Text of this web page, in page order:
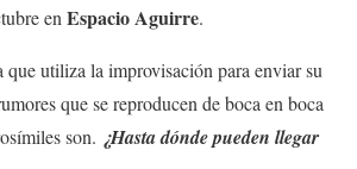
en Espacio Aguirre.
que utiliza la improvisación para enviar su
que se reproducen de boca en boca
son. ¿Hasta dónde pueden llegar